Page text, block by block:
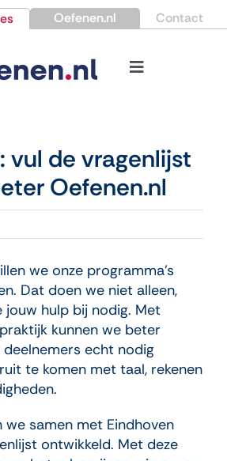
Oefenen.nl Contact
Toggle
vul de vragenlijst
Oefenen.nl
we onze programma’s
Dat doen we niet alleen,
jouw hulp bij nodig. Met
kunnen we beter
echt nodig
te komen met taal, rekenen
we samen met Eindhoven
ontwikkeld. Met deze